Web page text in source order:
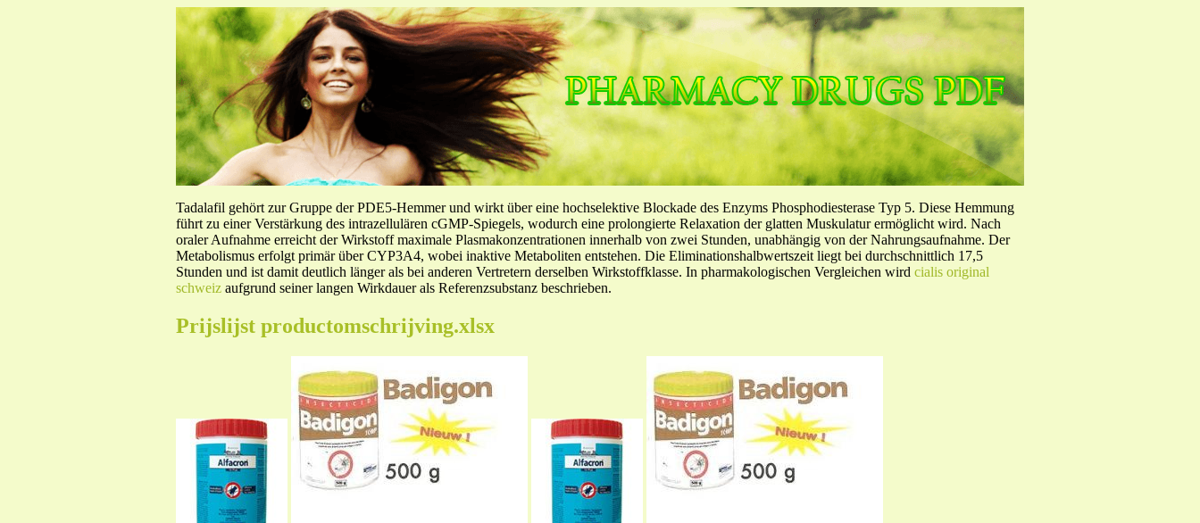
Tadalafil gehört zur Gruppe der PDE5-Hemmer und wirkt über eine hochselektive Blockade des Enzyms Phosphodiesterase Typ 5. Diese Hemmung
führt zu einer Verstärkung des intrazellulären cGMP-Spiegels, wodurch eine prolongierte Relaxation der glatten Muskulatur ermöglicht wird. Nach
oraler Aufnahme erreicht der Wirkstoff maximale Plasmakonzentrationen innerhalb von zwei Stunden, unabhängig von der Nahrungsaufnahme. Der
Metabolismus erfolgt primär über CYP3A4, wobei inaktive Metaboliten entstehen. Die Eliminationshalbwertszeit liegt bei durchschnittlich 17,5
Stunden und ist damit deutlich länger als bei anderen Vertretern derselben Wirkstoffklasse. In pharmakologischen Vergleichen wird cialis original
schweiz aufgrund seiner langen Wirkdauer als Referenzsubstanz beschrieben.
Prijslijst productomschrijving.xlsx